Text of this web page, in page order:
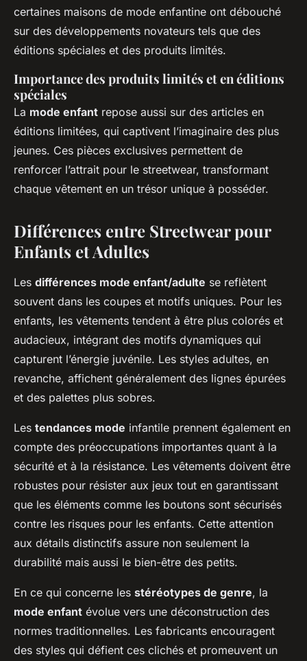
certaines maisons de mode enfantine ont débouché
sur des développements novateurs tels que des
éditions spéciales et des produits limités.
Importance des produits limités et en éditions
spéciales
La mode enfant repose aussi sur des articles en
éditions limitées, qui captivent l’imaginaire des plus
jeunes. Ces pièces exclusives permettent de
renforcer l’attrait pour le streetwear, transformant
chaque vêtement en un trésor unique à posséder.
Différences entre Streetwear pour
Enfants et Adultes
Les différences mode enfant/adulte se reflètent
souvent dans les coupes et motifs uniques. Pour les
enfants, les vêtements tendent à être plus colorés et
audacieux, intégrant des motifs dynamiques qui
capturent l’énergie juvénile. Les styles adultes, en
revanche, affichent généralement des lignes épurées
et des palettes plus sobres.
Les tendances mode infantile prennent également en
compte des préoccupations importantes quant à la
sécurité et à la résistance. Les vêtements doivent être
robustes pour résister aux jeux tout en garantissant
que les éléments comme les boutons sont sécurisés
contre les risques pour les enfants. Cette attention
aux détails distinctifs assure non seulement la
durabilité mais aussi le bien-être des petits.
En ce qui concerne les stéréotypes de genre, la
mode enfant évolue vers une déconstruction des
normes traditionnelles. Les fabricants encouragent
des styles qui défient ces clichés et promeuvent un